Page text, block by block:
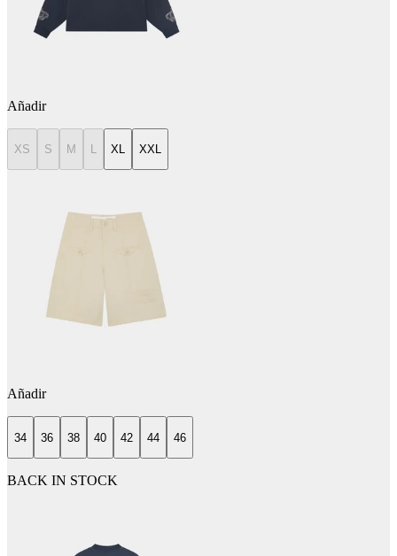
Añadir
XS S M XL XXL
Añadir
34 36 38 40 42 44 46
BACK IN STOCK